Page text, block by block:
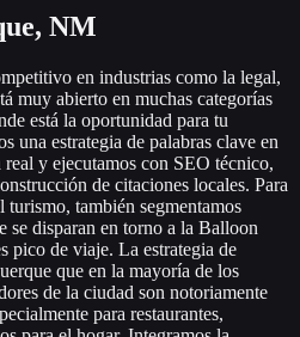
NM
en industrias como la legal,
muy abierto en muchas categorías
está la oportunidad para tu
una estrategia de palabras clave en
y ejecutamos con SEO técnico,
de citaciones locales. Para
turismo, también segmentamos
se disparan en torno a la Balloon
pico de viaje. La estrategia de
que en la mayoría de los
de la ciudad son notoriamente
para restaurantes,